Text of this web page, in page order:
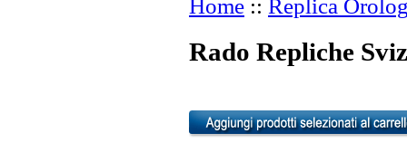
Home :: Replica
Rado Repliche